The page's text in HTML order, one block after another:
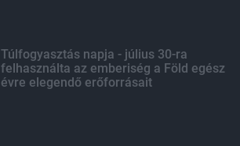
Túlfogyasztás napja - július 30-ra
felhasználta az emberiség a Föld egész
évre elegendő erőforrásait